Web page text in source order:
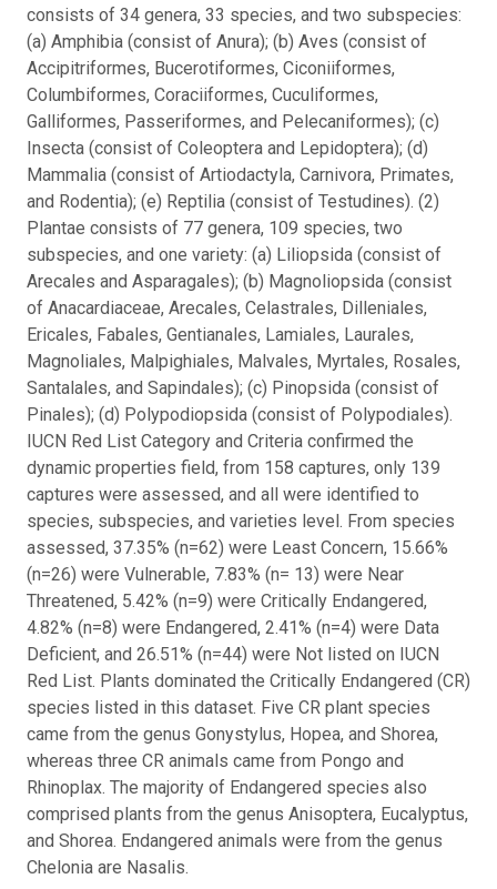
consists of 34 genera, 33 species, and two subspecies:
(a) Amphibia (consist of Anura); (b) Aves (consist of
Accipitriformes, Bucerotiformes, Ciconiiformes,
Columbiformes, Coraciiformes, Cuculiformes,
Galliformes, Passeriformes, and Pelecaniformes); (c)
Insecta (consist of Coleoptera and Lepidoptera); (d)
Mammalia (consist of Artiodactyla, Carnivora, Primates,
and Rodentia); (e) Reptilia (consist of Testudines). (2)
Plantae consists of 77 genera, 109 species, two
subspecies, and one variety: (a) Liliopsida (consist of
Arecales and Asparagales); (b) Magnoliopsida (consist
of Anacardiaceae, Arecales, Celastrales, Dilleniales,
Ericales, Fabales, Gentianales, Lamiales, Laurales,
Magnoliales, Malpighiales, Malvales, Myrtales, Rosales,
Santalales, and Sapindales); (c) Pinopsida (consist of
Pinales); (d) Polypodiopsida (consist of Polypodiales).
IUCN Red List Category and Criteria confirmed the
dynamic properties field, from 158 captures, only 139
captures were assessed, and all were identified to
species, subspecies, and varieties level. From species
assessed, 37.35% (n=62) were Least Concern, 15.66%
(n=26) were Vulnerable, 7.83% (n= 13) were Near
Threatened, 5.42% (n=9) were Critically Endangered,
4.82% (n=8) were Endangered, 2.41% (n=4) were Data
Deficient, and 26.51% (n=44) were Not listed on IUCN
Red List. Plants dominated the Critically Endangered (CR)
species listed in this dataset. Five CR plant species
came from the genus Gonystylus, Hopea, and Shorea,
whereas three CR animals came from Pongo and
Rhinoplax. The majority of Endangered species also
comprised plants from the genus Anisoptera, Eucalyptus,
and Shorea. Endangered animals were from the genus
Chelonia are Nasalis.